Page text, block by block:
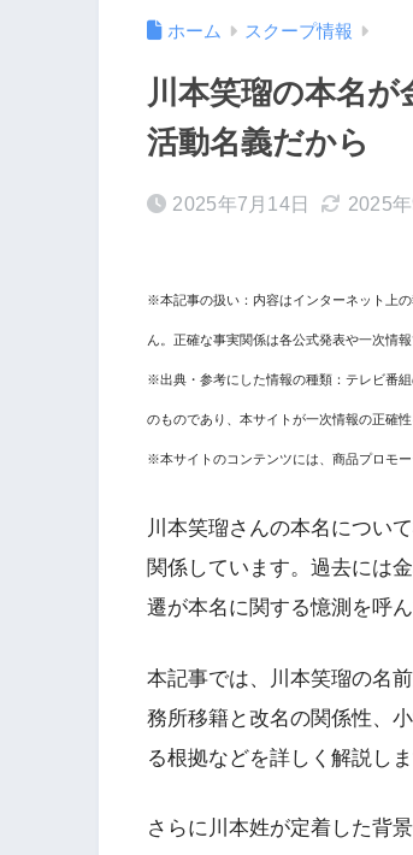
ホーム スクープ情報
川本笑瑠の本名
活動名義だから
2025年7月14日 2025
※本記事の扱い：内容はインターネット上
ん。正確な事実関係は各公式発表や一次情報
※出典・参考にした情報の種類：テレビ番
のものであり、本サイトが一次情報の正確
※本サイトのコンテンツには、商品プロモー
川本笑瑠さんの本名につい
関係しています。過去には
遷が本名に関する憶測を呼ん
本記事では、川本笑瑠の名
務所移籍と改名の関係性、
る根拠などを詳しく解説しま
さらに川本姓が定着した背